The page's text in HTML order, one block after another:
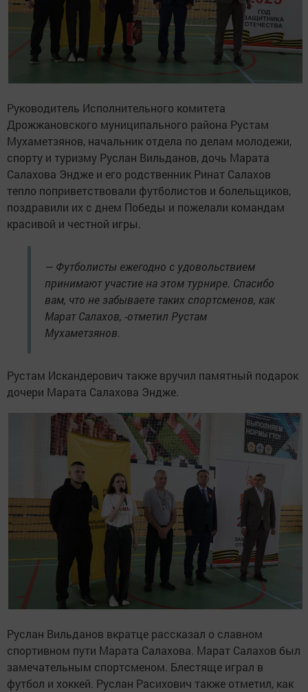
Руководитель Исполнительного комитета
Дрожжановского муниципального района Рустам
Мухаметзянов, начальник отдела по делам молодежи,
спорту и туризму Руслан Вильданов, дочь Марата
Салахова Эндже и его родственник Ринат Салахов
тепло поприветствовали футболистов и болельщиков,
поздравили их с днем Победы и пожелали командам
красивой и честной игры.
— Футболисты ежегодно с удовольствием
принимают участие на этом турнире. Спасибо
вам, что не забываете таких спортсменов, как
Марат Салахов, -отметил Рустам
Мухаметзянов.
Рустам Искандерович также вручил памятный подарок
дочери Марата Салахова Эндже.
Руслан Вильданов вкратце рассказал о славном
спортивном пути Марата Салахова. Марат Салахов был
замечательным спортсменом. Блестяще играл в
футбол и хоккей. Руслан Расихович также отметил, как